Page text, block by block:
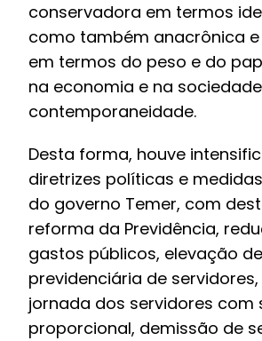
conservadora em termos
como também anacrônica
em termos do peso e do
na economia e na
contemporaneidade.
Desta forma, houve
diretrizes políticas e
do governo Temer, com
reforma da Previdência,
gastos públicos, elevação
previdenciária de
jornada dos servidores com
proporcional, demissão de